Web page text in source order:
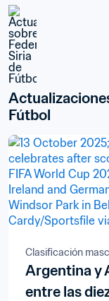
Fútbol
Clasificación
Argentina y
entre las